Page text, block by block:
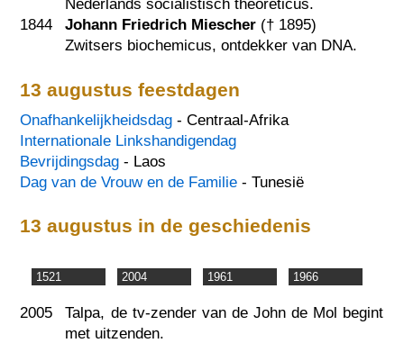
Nederlands socialistisch theoreticus.
1844
Johann Friedrich Miescher († 1895)
Zwitsers biochemicus, ontdekker van DNA.
13 augustus feestdagen
Onafhankelijkheidsdag - Centraal-Afrika
Internationale Linkshandigendag
Bevrijdingsdag - Laos
Dag van de Vrouw en de Familie - Tunesië
13 augustus in de geschiedenis
1521 2004 1961 1966
2005
Talpa, de tv-zender van de John de Mol begint
met uitzenden.